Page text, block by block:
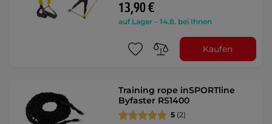
13,90 €
auf Lager – 14.8. bei Ihnen
Kaufen
Training rope inSPORTline
Byfaster RS1400
5 (2)